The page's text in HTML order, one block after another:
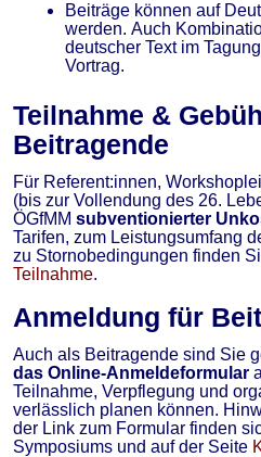
Beiträge können auf
werden. Auch
deutscher Text im
Vortrag.
Teilnahme &
Beitragende
Für Referent:innen,
(bis zur Vollendung des 26.
ÖGfMM subventionierter
Tarifen, zum Leistungsumfang
zu Stornobedingungen finden
Teilnahme.
Anmeldung für
Auch als Beitragende sind Sie
das Online-Anmeldeformular
Teilnahme, Verpflegung und
verlässlich planen können.
der Link zum Formular finden
Symposiums und auf der Seite